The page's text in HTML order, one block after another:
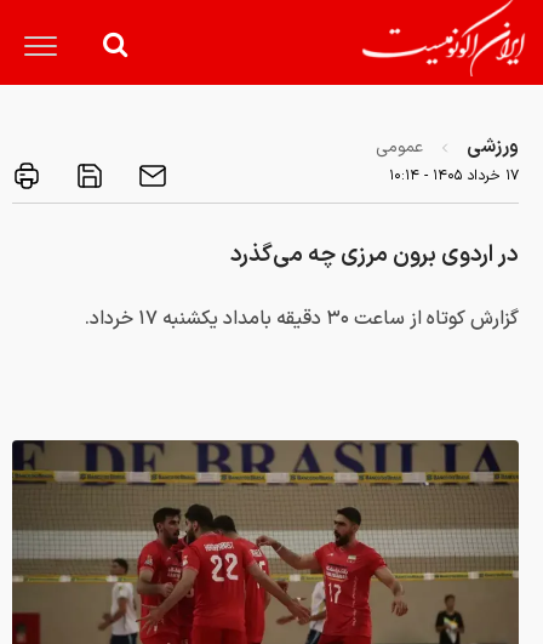
ورزشی عمومی
۱۷ خرداد ۱۴۰۵ - ۱۰:۱۴
در اردوی برون مرزی چه می‌گذرد
گزارش کوتاه از ساعت ۳۰ دقیقه بامداد یکشنبه ۱۷ خرداد.